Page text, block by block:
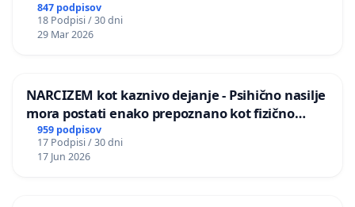
847 podpisov
18 Podpisi / 30 dni
29 Mar 2026
NARCIZEM kot kaznivo dejanje - Psihično nasilje
mora postati enako prepoznano kot fizično
nasilje
959 podpisov
17 Podpisi / 30 dni
17 Jun 2026